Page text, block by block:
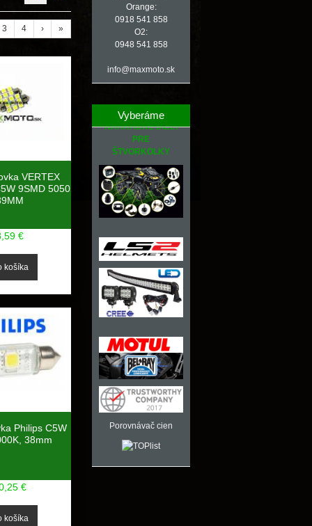
3 4 › »
VERTEX
9SMD 5050
€
Philips C5W
38mm
€
Orange:
0918 541 858
O2:
0948 541 858
info@maxmoto.sk
Vyberáme
NÁHRADNÉ DIELY
PRE
ŠTVORKOLKY
Porovnávač cien